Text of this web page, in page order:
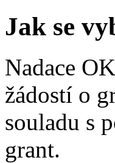
Jak se
Nadace
žádostí o
souladu s
grant.